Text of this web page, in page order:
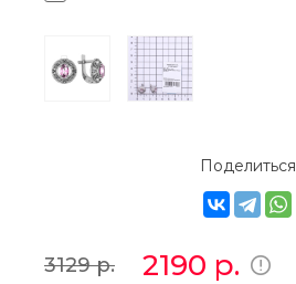
Поделиться
3129р. 2190 р.